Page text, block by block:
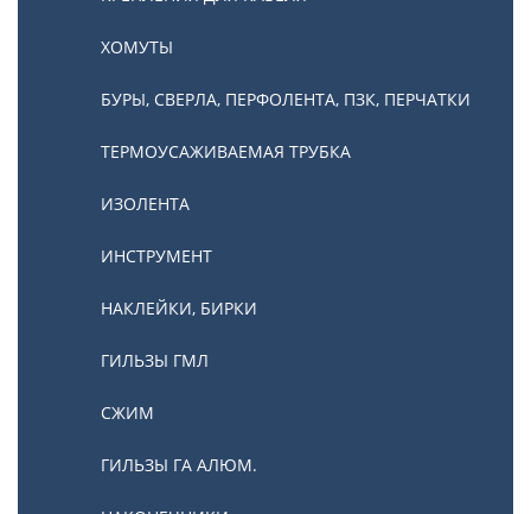
ХОМУТЫ
БУРЫ, СВЕРЛА, ПЕРФОЛЕНТА, ПЗК, ПЕРЧАТКИ
ТЕРМОУСАЖИВАЕМАЯ ТРУБКА
ИЗОЛЕНТА
ИНСТРУМЕНТ
НАКЛЕЙКИ, БИРКИ
ГИЛЬЗЫ ГМЛ
СЖИМ
ГИЛЬЗЫ ГА АЛЮМ.